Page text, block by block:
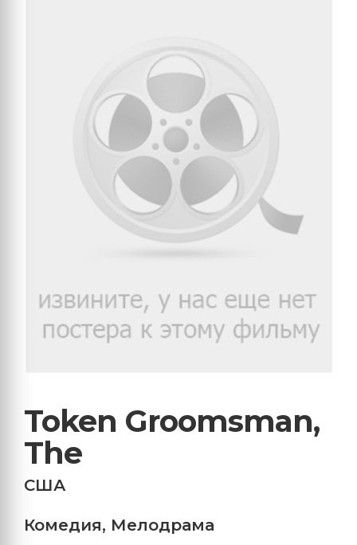
Token Groomsman,
The
США
Комедия, Мелодрама